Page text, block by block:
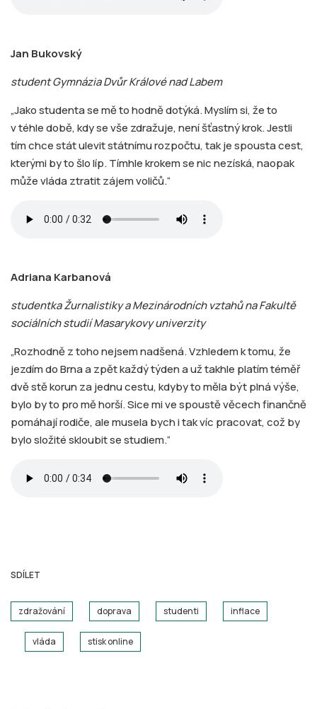
Jan Bukovský
student Gymnázia Dvůr Králové nad Labem
„Jako studenta se mě to hodně dotýká. Myslím si, že to
v téhle době, kdy se vše zdražuje, není šťastný krok. Jestli
tím chce stát ulevit státnímu rozpočtu, tak je spousta cest,
kterými by to šlo líp. Tímhle krokem se nic nezíská, naopak
může vláda ztratit zájem voličů.“
Adriana Karbanová
studentka Žurnalistiky a Mezinárodních vztahů na Fakultě
sociálních studií Masarykovy univerzity
„Rozhodně z toho nejsem nadšená. Vzhledem k tomu, že
jezdím do Brna a zpět každý týden a už takhle platím téměř
dvě stě korun za jednu cestu, kdyby to měla být plná výše,
bylo by to pro mě horší. Sice mi ve spoustě věcech finančně
pomáhají rodiče, ale musela bych i tak víc pracovat, což by
bylo složité skloubit se studiem.“
SDÍLET
zdražování doprava studenti inflace
vláda stisk online